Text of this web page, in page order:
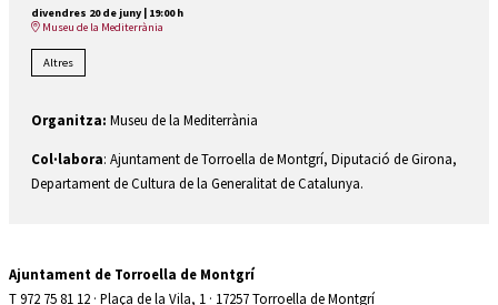
divendres 20 de juny | 19:00 h
Museu de la Mediterrània
Altres
Organitza: Museu de la Mediterrània
Col·labora: Ajuntament de Torroella de Montgrí, Diputació de Girona,
Departament de Cultura de la Generalitat de Catalunya.
Ajuntament de Torroella de Montgrí
T 972 75 81 12 · Plaça de la Vila, 1 · 17257 Torroella de Montgrí